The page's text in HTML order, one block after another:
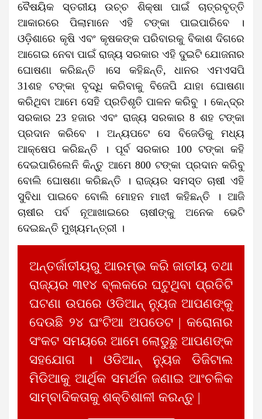
ବୈଷୟିକ ସ୍ତରୀୟ ଉଚ୍ଚ ଶିକ୍ଷା ପାଇଁ ଚାତ୍ରବୃତ୍ତି
ଆକାରରେ ପିଲାମାନେ ଏହି ଟଙ୍କା ପାଇପାରିବେ ।
ଓଡ଼ିଶାରେ କୃଷି ଏବଂ କୃଷକଙ୍କ ପରିବାରକୁ ବିକାଶ ଦିଗରେ
ଆଗେଇ ନେବା ପାଇଁ ରାଜ୍ୟ ସରକାର ଏହି ଦୁଇଟି ଯୋଜନାର
ଘୋଷଣା କରିଛନ୍ତି ।ସେ କହିଛନ୍ତି, ଧାନର ଏମଏସପି
31ଶହ ଟଙ୍କା ବୃଦ୍ଧି କରିବାକୁ ବିଜେପି ଯାହା ଘୋଷଣା
କରିଥିବା ଆମେ ସେହି ପ୍ରତିଶୃତି ପାଳନ କରିବୁ । କେନ୍ଦ୍ର
ସରକାର 23 ହଜାର ଏବଂ ରାଜ୍ୟ ସରକାର 8 ଶହ ଟଙ୍କା
ପ୍ରଦାନ କରିବେ । ଅନ୍ୟପଟେ ସେ ବିଜେଡିକୁ ମଧ୍ୟ
ଆକ୍ଷେପ କରିଛନ୍ତି । ପୂର୍ବ ସରକାର 100 ଟଙ୍କା କହି
ଦେଇପାରିଲେନି କିନ୍ତୁ ଆମେ 800 ଟଙ୍କା ପ୍ରଦାନ କରିବୁ
ବୋଲି ଘୋଷଣା କରିଛନ୍ତି । ରାଜ୍ୟର ସମସ୍ତ ଚାଷୀ ଏହି
ସୁବିଧା ପାଇବେ ବୋଲି ମୋହନ ମାଝୀ କହିଛନ୍ତି । ଆଜି
ଚାଷୀର ପର୍ବ ନୂଆଖାଇରେ ଚାଷୀଙ୍କୁ ଅନେକ ଭେଟି
ଦେଇଛନ୍ତି ମୁଖ୍ୟମନ୍ତ୍ରୀ ।
ଅନ୍ତର୍ଜାତୀୟରୁ ଆରମ୍ଭ କରି ଜାତୀୟ ତଥା
ରାଜ୍ୟର ୩୧୪ ବ୍ଲକରେ ଘଟୁଥିବା ପ୍ରତିଟି
ଘଟଣା ଉପରେ ଓଡିଆନ୍ ନ୍ୟୁଜ ଆପଣଙ୍କୁ
ଦେଉଛି ୨୪ ଘଂଟିଆ ଅପଡେଟ | କରୋନାର
ସଂକଟ ସମୟରେ ଆମେ ଲୋଡୁଛୁ ଆପଣଙ୍କ
ସହଯୋଗ । ଓଡିଆନ୍ ନ୍ୟୁଜ ଡିଜିଟାଲ
ମିଡିଆକୁ ଆର୍ଥିକ ସମର୍ଥନ ଜଣାଇ ଆଂଚଳିକ
ସାମ୍ବାଦିକତାକୁ ଶକ୍ତିଶାଳୀ କରନ୍ତୁ |